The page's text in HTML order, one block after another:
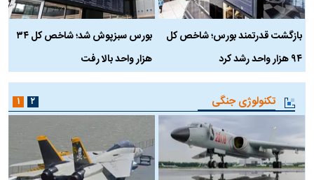
بازگشت قدرتمند بورس؛ شاخص کل
۹۴ هزار واحد رشد کرد
بورس سبزپوش شد؛ شاخص کل ۳۴
هزار واحد بالا رفت
تکنولوژی جنگی ۱ ۲